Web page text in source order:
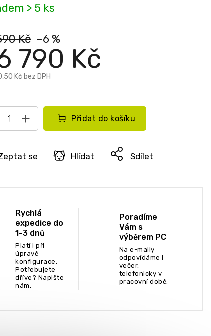
Kč –6 %
790 Kč
Kč bez DPH
> 5 ks
Přidat do košíku
se Hlídat Sdílet
Rychlá
expedice do
1-3 dnů
Platí i při
úpravě
konfigurace.
Potřebujete
dříve? Napište
nám.
Poradíme
Vám s
výběrem PC
Na e-maily
odpovídáme i
večer,
telefonicky v
pracovní době.